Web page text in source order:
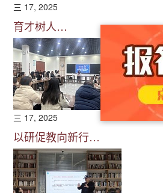
三 17, 2025
育才树人…
三 17, 2025
以研促教向新行…